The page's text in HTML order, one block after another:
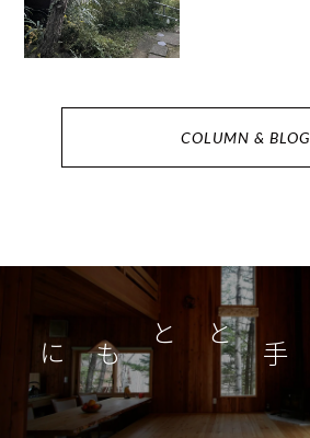
COLUMN & BLOG
つくり手とともに